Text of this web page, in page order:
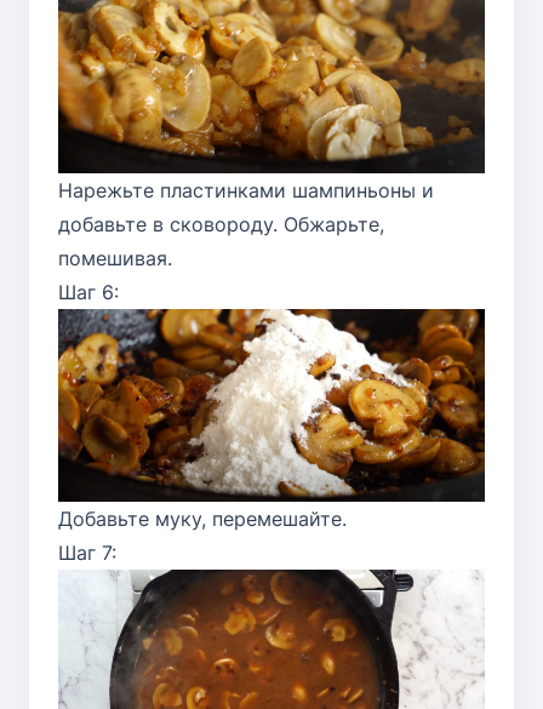
Нарежьте пластинками шампиньоны и
добавьте в сковороду. Обжарьте,
помешивая.
Шаг 6:
Добавьте муку, перемешайте.
Шаг 7: